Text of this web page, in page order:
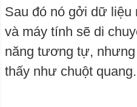
Sau đó nó gởi dữ liệu
và máy tính sẽ di
năng tương tự,
thấy như chuột quang.